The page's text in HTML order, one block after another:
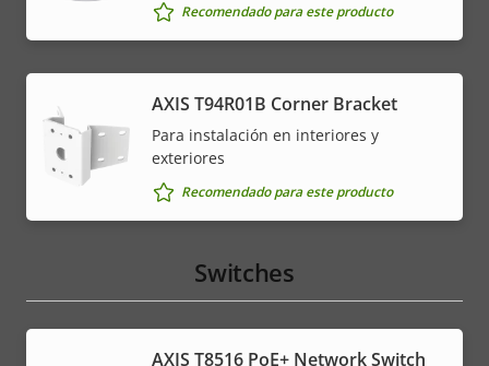
Recomendado para este producto
AXIS T94R01B Corner Bracket
Para instalación en interiores y
exteriores
Recomendado para este producto
Switches
AXIS T8516 PoE+ Network Switch